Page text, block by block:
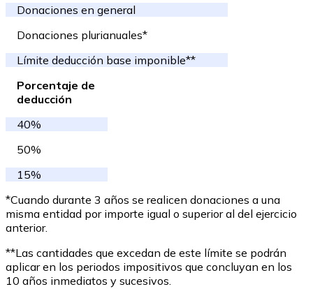
Donaciones en general
Donaciones plurianuales*
Límite deducción base imponible**
Porcentaje de
deducción
40%
50%
15%
*Cuando durante 3 años se realicen donaciones a una
misma entidad por importe igual o superior al del ejercicio
anterior.
**Las cantidades que excedan de este límite se podrán
aplicar en los periodos impositivos que concluyan en los
10 años inmediatos y sucesivos.